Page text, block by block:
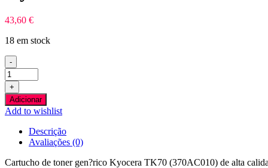
43,60 €
18 em stock
-
Quantidade
de
Kyocera
TK70
Preto
Compativel
+
Adicionar
Add to wishlist
Descrição
Avaliações (0)
Cartucho de toner gen?rico Kyocera TK70 (370AC010) de alta